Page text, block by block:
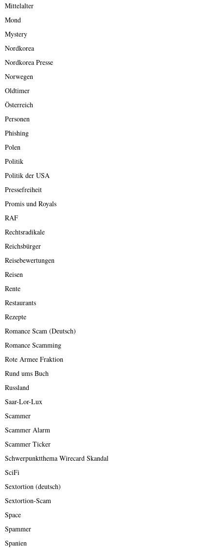
Mittelalter
Mond
Mystery
Nordkorea
Nordkorea Presse
Norwegen
Oldtimer
Österreich
Personen
Phishing
Polen
Politik
Politik der USA
Pressefreiheit
Promis und Royals
RAF
Rechtsradikale
Reichsbürger
Reisebewertungen
Reisen
Rente
Restaurants
Rezepte
Romance Scam (Deutsch)
Romance Scamming
Rote Armee Fraktion
Rund ums Buch
Russland
Saar-Lor-Lux
Scammer
Scammer Alarm
Scammer Ticker
Schwerpunktthema Wirecard Skandal
SciFi
Sextortion (deutsch)
Sextortion-Scam
Space
Spammer
Spanien